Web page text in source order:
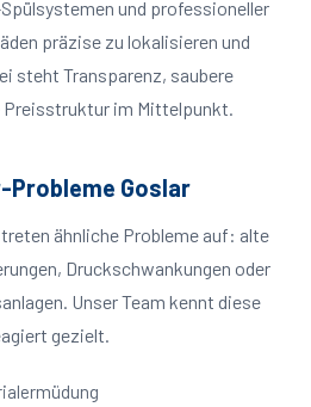
und professioneller
präzise zu lokalisieren und
steht Transparenz, saubere
Preisstruktur im Mittelpunkt.
Probleme Goslar
treten ähnliche Probleme auf: alte
Druckschwankungen oder
Unser Team kennt diese
gezielt.